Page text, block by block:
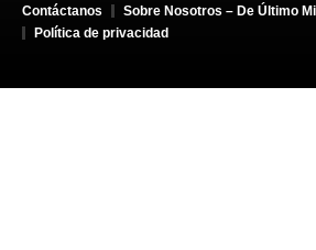
Contáctanos
Sobre Nosotros – De Último
Política de privacidad